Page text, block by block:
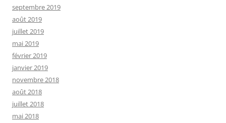
septembre 2019
août 2019
juillet 2019
mai 2019
février 2019
janvier 2019
novembre 2018
août 2018
juillet 2018
mai 2018